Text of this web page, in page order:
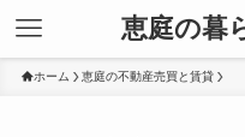
恵庭の暮
ホーム 恵庭の不動産売買と賃貸